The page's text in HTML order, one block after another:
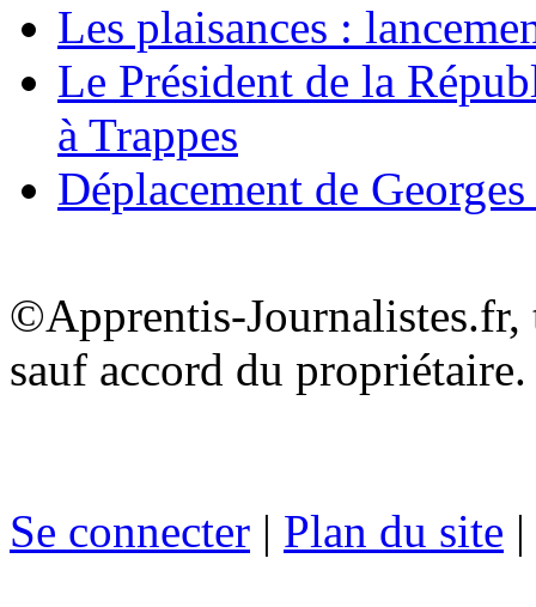
Les plaisances :
Le Président de la
à Trappes
Déplacement de
©Apprentis-
sauf accord du propriétaire.
Se connecter | Plan du site |